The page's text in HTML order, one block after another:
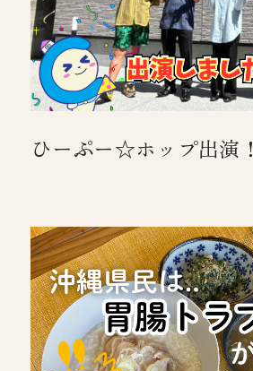
ひーぷー☆ホップ出演！